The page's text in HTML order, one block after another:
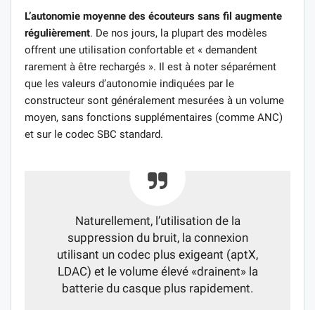
L’autonomie moyenne des écouteurs sans fil augmente
régulièrement. De nos jours, la plupart des modèles
offrent une utilisation confortable et « demandent
rarement à être rechargés ». Il est à noter séparément
que les valeurs d’autonomie indiquées par le
constructeur sont généralement mesurées à un volume
moyen, sans fonctions supplémentaires (comme ANC)
et sur le codec SBC standard.
Naturellement, l’utilisation de la
suppression du bruit, la connexion
utilisant un codec plus exigeant (aptX,
LDAC) et le volume élevé «drainent» la
batterie du casque plus rapidement.